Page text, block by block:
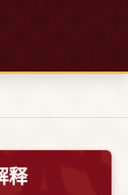
释